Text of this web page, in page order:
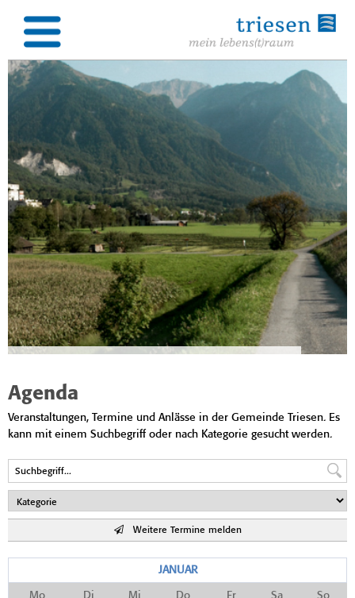
Agenda
Veranstaltungen, Termine und Anlässe in der Gemeinde Triesen. Es
kann mit einem Suchbegriff oder nach Kategorie gesucht werden.
Weitere Termine melden
JANUAR
Mo Di Mi Do Fr Sa So